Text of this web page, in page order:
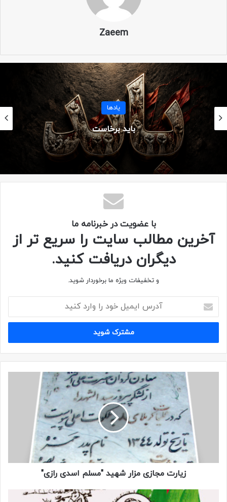
شهید مسلم اسدی گردان علی اکبر
Zaeem
یادها
باید برخاست
با عضویت در خبرنامه ما
آخرین مطالب سایت را سریع تر از
دیگران دریافت کنید.
و تخفیفات ویژه ما برخوردار شوید.
زیارت مجازی مزار شهید "مسلم اسدی رازی"